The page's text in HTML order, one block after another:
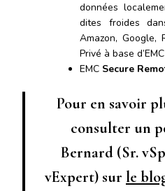
données
dites froides
Amazon, Google,
Privé à base
EMC Secure
Pour en savoir
consulter un
Bernard (Sr.
vExpert) sur le